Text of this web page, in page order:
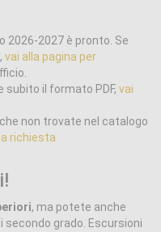
2026-2027 è pronto. Se
vai alla pagina per
il formato PDF, vai
non trovate nel catalogo
richiesta
, ma potete anche
grado. Escursioni